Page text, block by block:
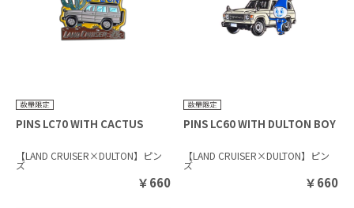
PINS LC70 WITH CACTUS
【LAND CRUISER×DULTON】ピン
ズ
￥660
PINS LC60 WITH DULTON BOY
【LAND CRUISER×DULTON】ピン
ズ
￥660